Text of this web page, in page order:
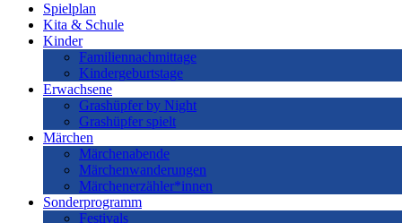
Spielplan
Kita & Schule
Kinder
Familiennachmittage
Kindergeburtstage
Erwachsene
Grashüpfer by Night
Grashüpfer spielt
Märchen
Märchenabende
Märchenwanderungen
Märchenerzähler*innen
Sonderprogramm
Festivals